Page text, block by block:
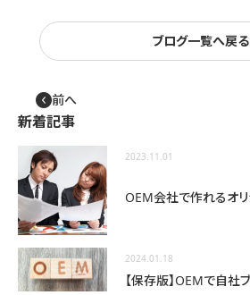
ブログ一覧へ戻る
投
稿
ナ
ビ
ゲー
ショ
ン
←前へ
新着記事
2023.11.01
2024.01.18